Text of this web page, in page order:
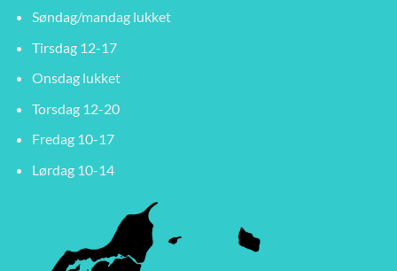
Søndag/mandag lukket
Tirsdag 12-17
Onsdag lukket
Torsdag 12-20
Fredag 10-17
Lørdag 10-14